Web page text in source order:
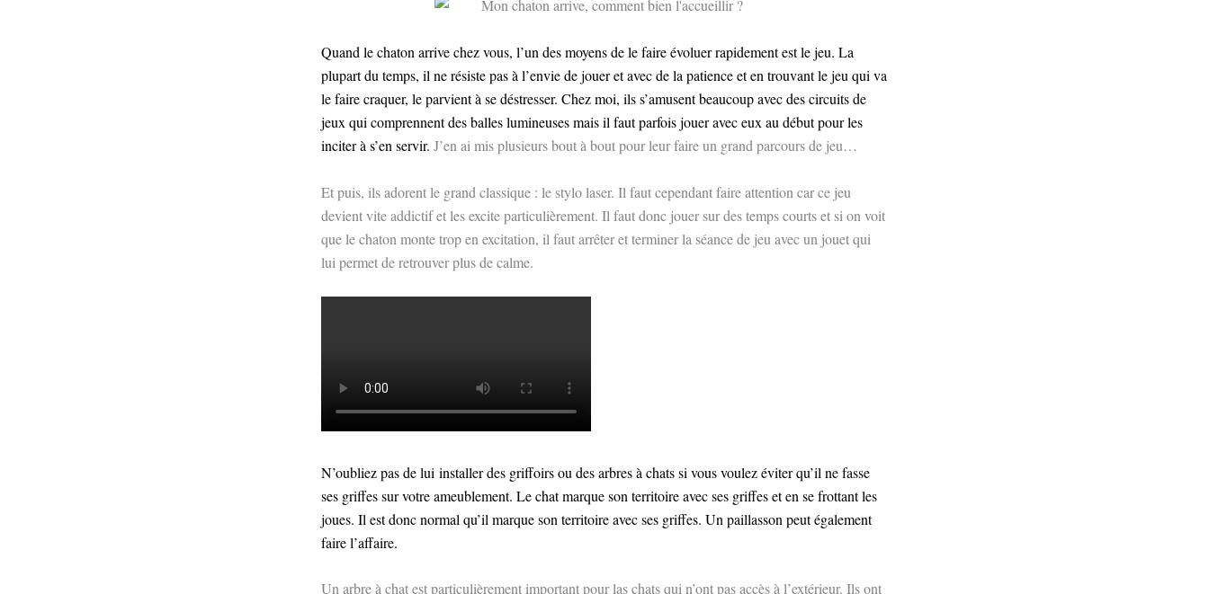
Quand le chaton arrive chez vous, l’un des moyens de le faire évoluer rapidement est le jeu. La
plupart du temps, il ne résiste pas à l’envie de jouer et avec de la patience et en trouvant le jeu qui va
le faire craquer, le parvient à se déstresser. Chez moi, ils s’amusent beaucoup avec des circuits de
jeux qui comprennent des balles lumineuses mais il faut parfois jouer avec eux au début pour les
inciter à s’en servir. J’en ai mis plusieurs bout à bout pour leur faire un grand parcours de jeu…
Et puis, ils adorent le grand classique : le stylo laser. Il faut cependant faire attention car ce jeu
devient vite addictif et les excite particulièrement. Il faut donc jouer sur des temps courts et si on voit
que le chaton monte trop en excitation, il faut arrêter et terminer la séance de jeu avec un jouet qui
lui permet de retrouver plus de calme.
N’oubliez pas de lui installer des griffoirs ou des arbres à chats si vous voulez éviter qu’il ne fasse
ses griffes sur votre ameublement. Le chat marque son territoire avec ses griffes et en se frottant les
joues. Il est donc normal qu’il marque son territoire avec ses griffes. Un paillasson peut également
faire l’affaire.
Un arbre à chat est particulièrement important pour las chats qui n’ont pas accès à l’extérieur. Ils ont